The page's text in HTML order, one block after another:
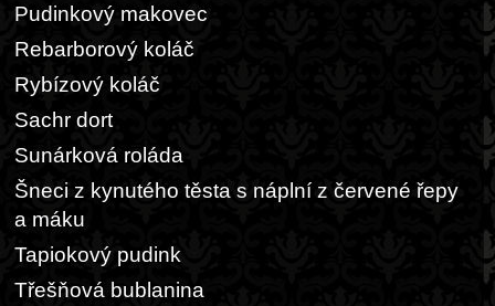
Pudinkový makovec
Rebarborový koláč
Rybízový koláč
Sachr dort
Sunárková roláda
Šneci z kynutého těsta s náplní z červené řepy
a máku
Tapiokový pudink
Třešňová bublanina